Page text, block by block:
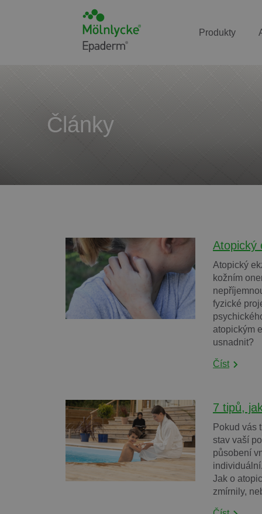
Produkty
Články
Atopický
Atopický
kožním
fyzické
atopickým
usnadnit?
Číst
7 tipů,
Pokud vás
stav vaší
působení
Jak o
zmírnily,